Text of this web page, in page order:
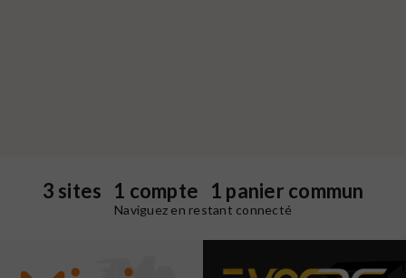
3 sites 1 compte 1 panier commun
Naviguez en restant connecté